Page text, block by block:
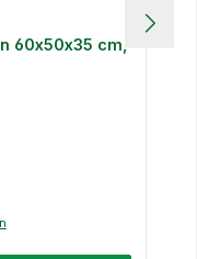
60x50x35 cm,